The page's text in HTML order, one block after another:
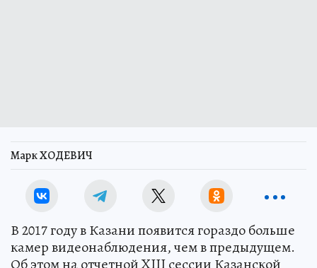
Марк ХОДЕВИЧ
В 2017 году в Казани появится гораздо больше
камер видеонаблюдения, чем в предыдущем.
Об этом на отчетной XIII сессии Казанской